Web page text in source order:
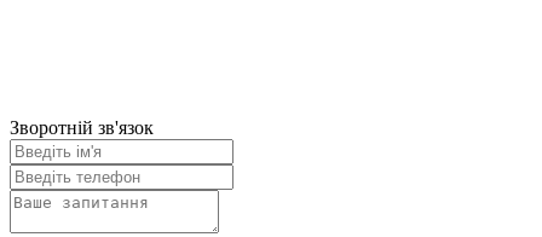
Зворотній зв'язок